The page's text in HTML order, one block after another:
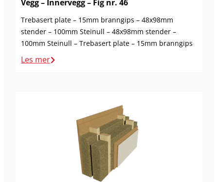
Vegg – Innervegg – Fig nr. 46
Trebasert plate – 15mm branngips – 48x98mm
stender – 100mm Steinull – 48x98mm stender –
100mm Steinull – Trebasert plate – 15mm branngips
Les mer